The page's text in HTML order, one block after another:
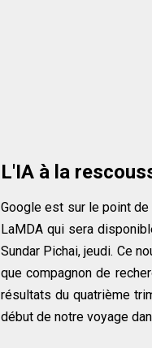
L'IA à la
Google est sur le point
LaMDA qui sera
Sundar Pichai, jeudi. Ce
que compagnon de
résultats du quatrième
début de notre voyage